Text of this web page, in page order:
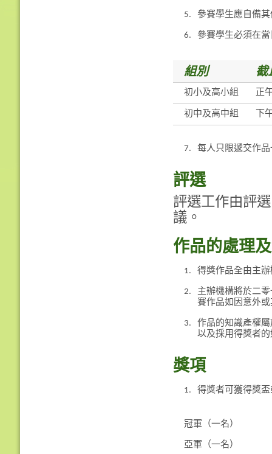
5. 參賽學生應自備
6. 參賽學生必須在
組別 截
初小及高小組 正
初中及高中組 下
7. 每人只限遞交作品
評選
評選工作由評
議。
作品的處理
1. 得獎作品全由主
2.
主辦機構將於二
賽作品如因意外
3.
作品的知識產權
以及採用得獎者
獎項
1. 得獎者可獲得獎
冠軍（一名）
亞軍（一名）